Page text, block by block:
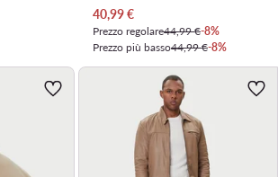
Prezzo attuale
40,99€
Prezzo regolare44,99 €-8%
Prezzo più basso44,99 €-8%